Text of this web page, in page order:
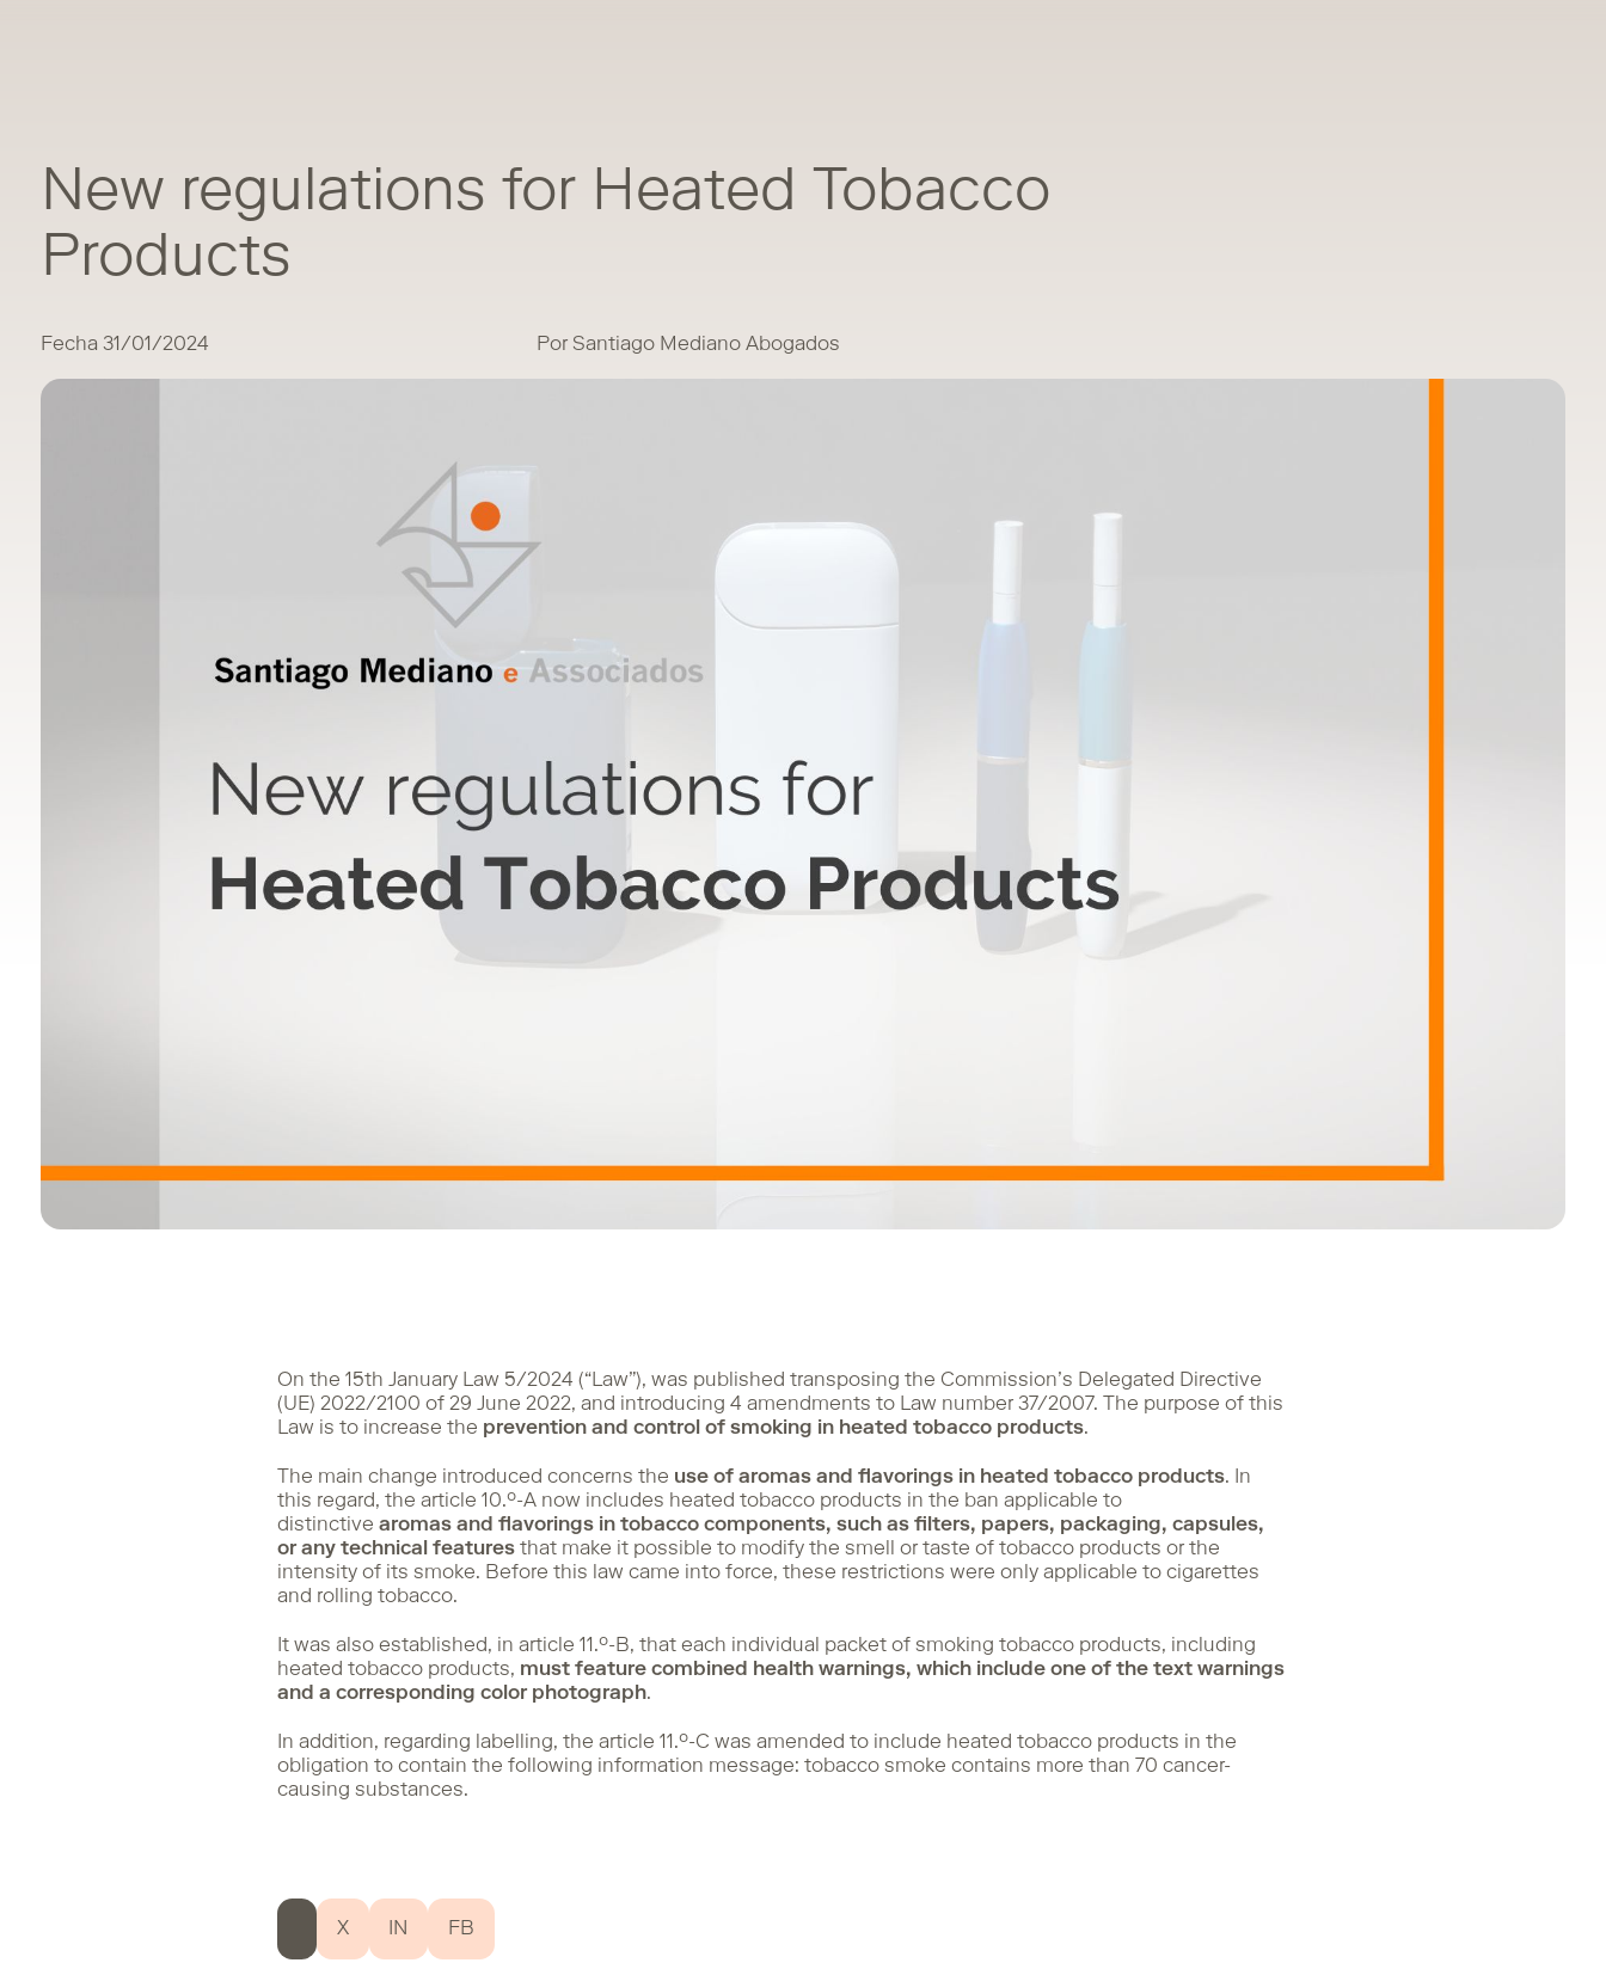
New regulations for Heated Tobacco
Products
Fecha 31/01/2024 Por Santiago Mediano Abogados
On the 15th January Law 5/2024 (“Law”), was published transposing the Commission’s Delegated Directive
(UE) 2022/2100 of 29 June 2022, and introducing 4 amendments to Law number 37/2007. The purpose of this
Law is to increase the prevention and control of smoking in heated tobacco products.
The main change introduced concerns the use of aromas and flavorings in heated tobacco products. In
this regard, the article 10.º-A now includes heated tobacco products in the ban applicable to
distinctive aromas and flavorings in tobacco components, such as filters, papers, packaging, capsules,
or any technical featuresthat make it possible to modify the smell or taste of tobacco products or the
intensity of its smoke. Before this law came into force, these restrictions were only applicable to cigarettes
and rolling tobacco.
It was also established, in article 11.º-B, that each individual packet of smoking tobacco products, including
heated tobacco products, must feature combined health warnings, which include one of the text warnings
and a corresponding color photograph.
In addition, regarding labelling, the article 11.º-C was amended to include heated tobacco products in the
obligation to contain the following information message: tobacco smoke contains more than 70 cancer-
causing substances.
X IN FB